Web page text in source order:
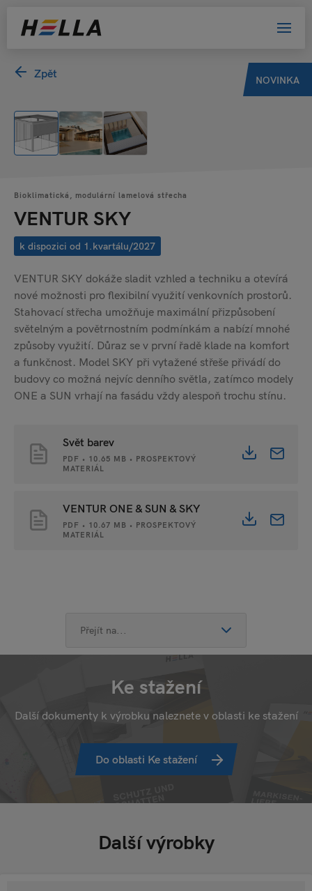
NOVINKA
Zpět
Bioklimatická, modulární lamelová střecha
VENTUR SKY
k dispozici od 1.kvartálu/2027
VENTUR SKY dokáže sladit vzhled a techniku a otevírá
nové možnosti pro flexibilní využití venkovních prostorů.
Stahovací střecha umožňuje maximální přizpůsobení
světelným a povětrnostním podmínkám a nabízí mnohé
způsoby využití. Důraz se v první řadě klade na komfort
a funkčnost. Model SKY při vytažené střeše přivádí do
budovy co možná nejvíc denního světla, zatímco modely
ONE a SUN vrhají na fasádu vždy alespoň trochu stínu.
Svět barev
PDF • 10.65 MB • PROSPEKTOVÝ
MATERIÁL
VENTUR ONE & SUN & SKY
PDF • 10.67 MB • PROSPEKTOVÝ
MATERIÁL
Ke stažení
Další dokumenty k výrobku naleznete v oblasti ke stažení
Do oblasti Ke stažení
Další výrobky